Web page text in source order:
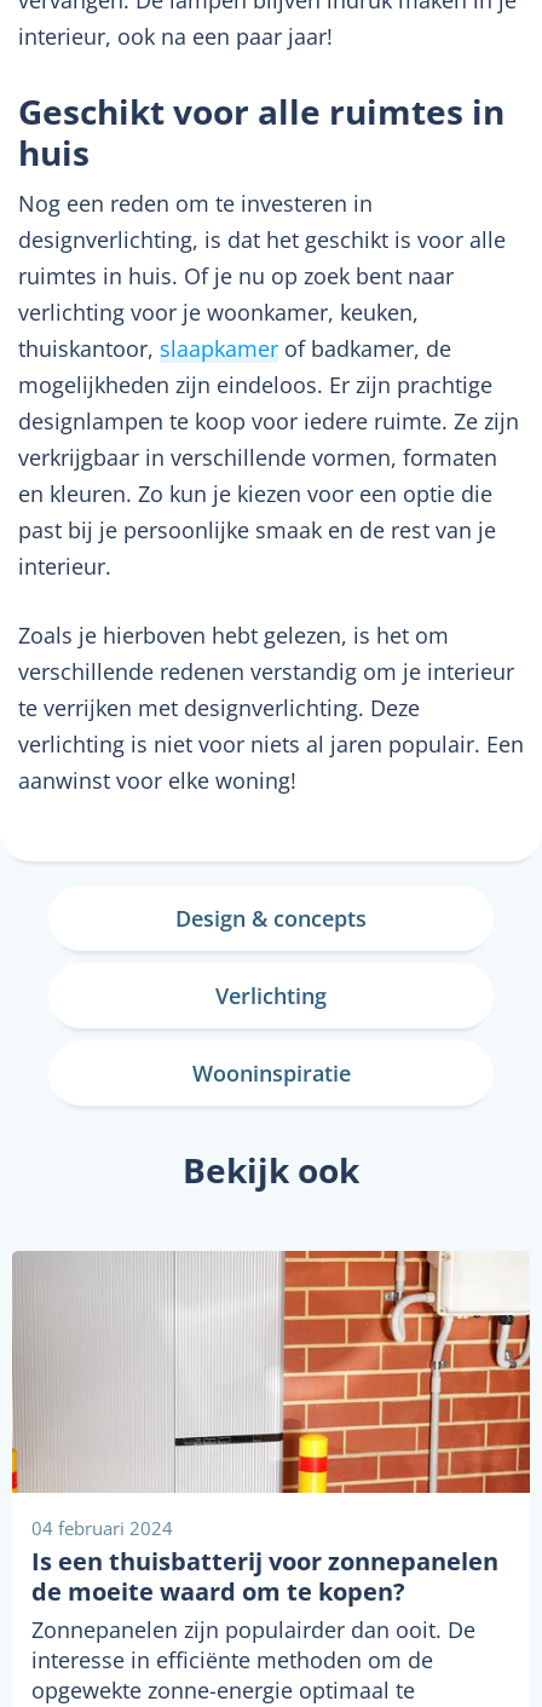
interieur, ook na een paar jaar!
Geschikt voor alle ruimtes in
huis
Nog een reden om te investeren in
designverlichting, is dat het geschikt is voor alle
ruimtes in huis. Of je nu op zoek bent naar
verlichting voor je woonkamer, keuken,
thuiskantoor, slaapkamer of badkamer, de
mogelijkheden zijn eindeloos. Er zijn prachtige
designlampen te koop voor iedere ruimte. Ze zijn
verkrijgbaar in verschillende vormen, formaten
en kleuren. Zo kun je kiezen voor een optie die
past bij je persoonlijke smaak en de rest van je
interieur.
Zoals je hierboven hebt gelezen, is het om
verschillende redenen verstandig om je interieur
te verrijken met designverlichting. Deze
verlichting is niet voor niets al jaren populair. Een
aanwinst voor elke woning!
Design & concepts
Verlichting
Wooninspiratie
Bekijk ook
04 februari 2024
Is een thuisbatterij voor zonnepanelen
de moeite waard om te kopen?
Zonnepanelen zijn populairder dan ooit. De
interesse in efficiënte methoden om de
opgewekte zonne-energie optimaal te